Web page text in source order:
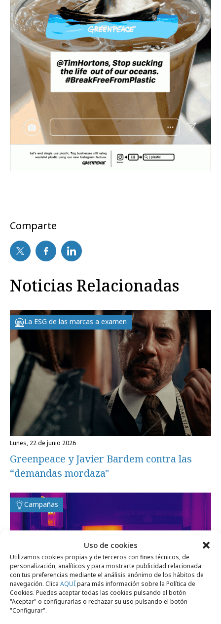
Uso de cookies
Utilizamos cookies propias y de terceros con fines técnicos, de
personalización, analíticos y para mostrarte publicidad relacionada
con tus preferencias mediante el análisis anónimo de los hábitos de
navegación. Clica AQUÍpara más información sobre la Política de
Cookies. Puedes aceptar todas las cookies pulsando el botón
"Aceptar" o configurarlas o rechazar su uso pulsando el botón
"Configurar".
Comparte
Noticias Relacionadas
La ESG de las marcas a examen
lunes, 22 de junio 2026
Greenpeace y Javier Bardem contra las
“demandas mordaza"
Campañas